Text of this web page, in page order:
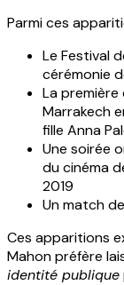
Parmi ces
Le Festival
cérémonie
La première
Marrakech
fille Anna
Une soirée
du cinéma
2019
Un match
Ces apparitions
Mahon préfère
identité publique